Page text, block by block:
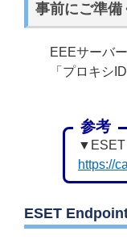
事前にご準備
EEEサーバ
「プロキシ
参考
▼ESET
https://
ESET